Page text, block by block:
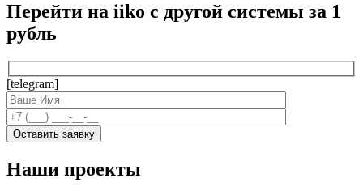
Перейти на iiko с другой системы за 1
рубль
[telegram]
Наши проекты